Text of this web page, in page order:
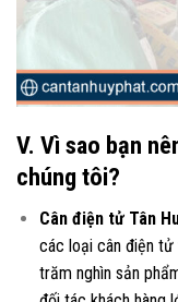
V. Vì sao bạn
chúng tôi?
Cân điện tử Tân
các loại cân điện tử
trăm nghìn sản